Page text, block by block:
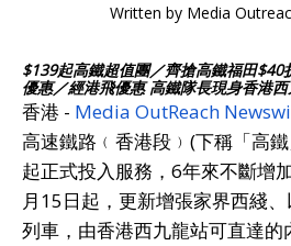
Written by Media
$139起高鐵超值團／齊搶高鐵福田$40
優惠／經港飛優惠 高鐵隊長現身香港
香港 - Media OutReach
高速鐵路﹙香港段﹚(下稱「高
起正式投入服務，6年來不斷增
月15日起，更新增張家界西綫
列車，由香港西九龍站可直達